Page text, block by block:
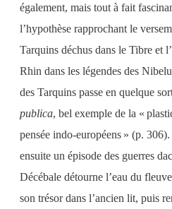
également, mais tout à fait
l’hypothèse rapprochant le
Tarquins déchus dans le Tibre et
Rhin dans les légendes des
des Tarquins passe en quelque
publica, bel exemple de la «
pensée indo-européens » (p.
ensuite un épisode des guerres
Décébale détourne l’eau du
son trésor dans l’ancien lit, puis